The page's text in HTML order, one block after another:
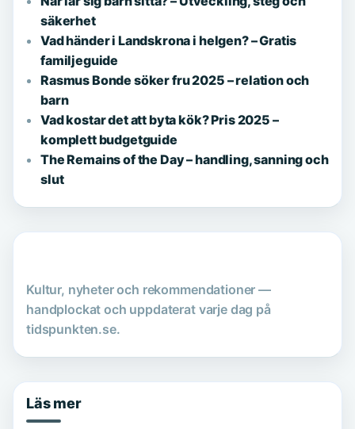
säkerhet
Vad händer i Landskrona i helgen? – Gratis
familjeguide
Rasmus Bonde söker fru 2025 – relation och
barn
Vad kostar det att byta kök? Pris 2025 –
komplett budgetguide
The Remains of the Day – handling, sanning och
slut
Kultur, nyheter och rekommendationer —
handplockat och uppdaterat varje dag på
tidspunkten.se.
Läs mer